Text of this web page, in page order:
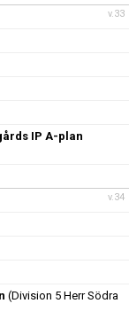
v.33
IP A-plan
v.34
(Division 5 Herr Södra